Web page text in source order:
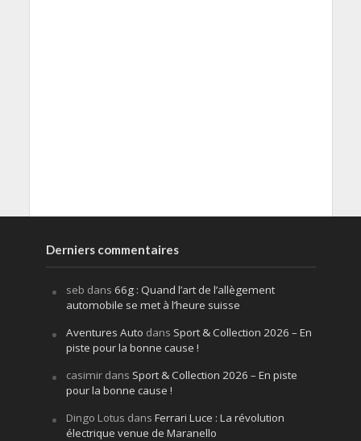
Derniers commentaires
seb dans 66g : Quand l’art de l’allègement
automobile se met à l’heure suisse
Aventures Auto dans Sport & Collection 2026 – En
piste pour la bonne cause !
casimirdans Sport & Collection 2026 – En piste
pour la bonne cause !
Dingo Lotus dans Ferrari Luce : La révolution
électrique venue de Maranello